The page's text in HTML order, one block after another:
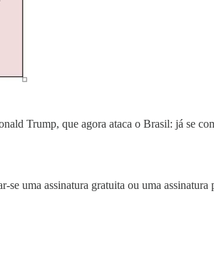
Trump, que agora ataca o Brasil: já se
uma assinatura gratuita ou uma assinatura